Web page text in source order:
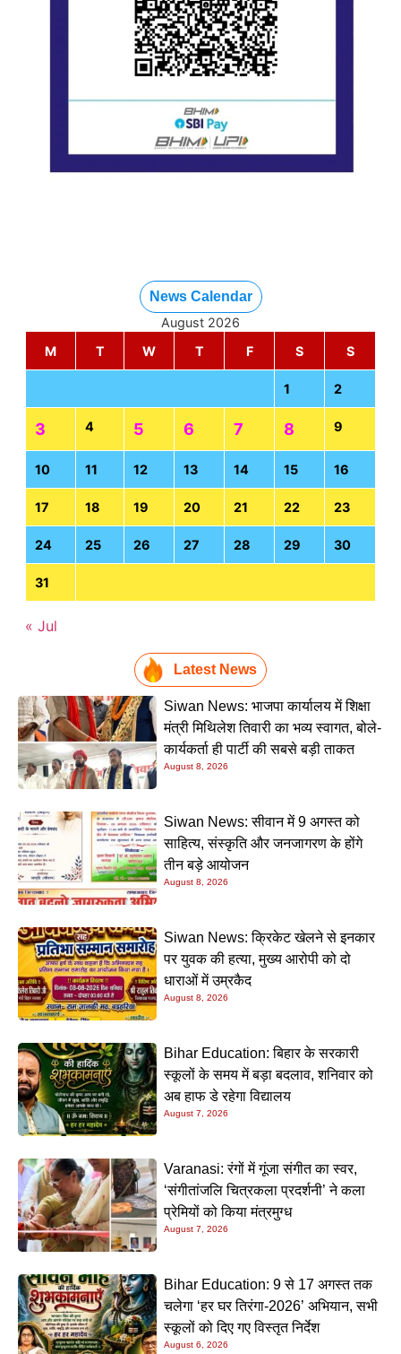
News Calendar
August 2026
M
T W T F S S
1 2
3 4 5 6 7 8 9
10 11 12 13 14 15 16
17 18 19 20 21 22 23
24 25 26 27 28 29 30
31
« Jul
Latest News
Siwan News: भाजपा कार्यालय में शिक्षा
मंत्री मिथिलेश तिवारी का भव्य स्वागत, बोले-
कार्यकर्ता ही पार्टी की सबसे बड़ी ताकत
August 8, 2026
Siwan News: सीवान में 9 अगस्त को
साहित्य, संस्कृति और जनजागरण के होंगे
तीन बड़े आयोजन
August 8, 2026
Siwan News: क्रिकेट खेलने से इनकार
पर युवक की हत्या, मुख्य आरोपी को दो
धाराओं में उम्रकैद
August 8, 2026
Bihar Education: बिहार के सरकारी
स्कूलों के समय में बड़ा बदलाव, शनिवार को
अब हाफ डे रहेगा विद्यालय
August 7, 2026
Varanasi: रंगों में गूंजा संगीत का स्वर,
‘संगीतांजलि चित्रकला प्रदर्शनी’ ने कला
प्रेमियों को किया मंत्रमुग्ध
August 7, 2026
Bihar Education: 9 से 17 अगस्त तक
चलेगा ‘हर घर तिरंगा-2026’ अभियान, सभी
स्कूलों को दिए गए विस्तृत निर्देश
August 6, 2026